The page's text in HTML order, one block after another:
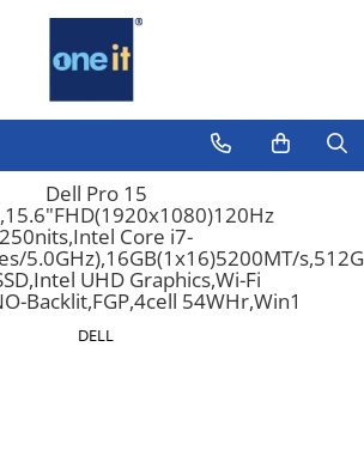
Dell Pro 15
250nits,Intel Core i7-
5.0GHz),16GB(1x16)5200MT/
UHD Graphics,Wi-Fi
Backlit,FGP,4cell 54WHr,Win1
DELL